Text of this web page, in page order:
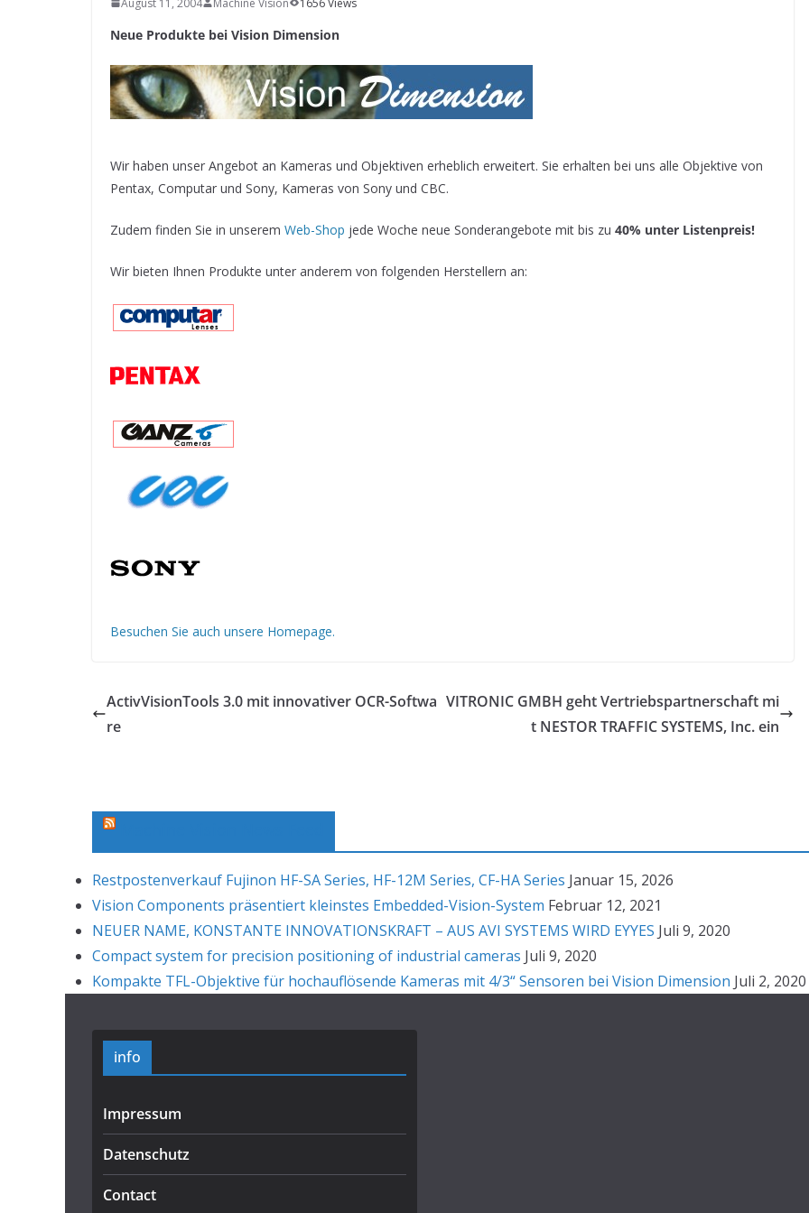
SYSTEMS WIRD EYYES
positioning of industrial cameras
August 11, 2004 Machine Vision 1656 Views
Neue Produkte bei Vision Dimension
Wir haben unser Angebot an Kameras und Objektiven erheblich erweitert. Sie erhalten bei uns alle Objektive von
Pentax, Computar und Sony, Kameras von Sony und CBC.
Zudem finden Sie in unserem Web-Shop jede Woche neue Sonderangebote mit bis zu 40% unter Listenpreis!
Wir bieten Ihnen Produkte unter anderem von folgenden Herstellern an:
Besuchen Sie auch unsere Homepage.
ActivVisionTools 3.0 mit innovativer OCR-Softwa
re
VITRONIC GMBH geht Vertriebspartnerschaft mi
t NESTOR TRAFFIC SYSTEMS, Inc. ein
Restpostenverkauf Fujinon HF-SA Series, HF-12M Series, CF-HA Series Januar 15, 2026
Vision Components präsentiert kleinstes Embedded-Vision-System Februar 12, 2021
NEUER NAME, KONSTANTE INNOVATIONSKRAFT – AUS AVI SYSTEMS WIRD EYYES Juli 9, 2020
Compact system for precision positioning of industrial cameras Juli 9, 2020
Kompakte TFL-Objektive für hochauflösende Kameras mit 4/3“ Sensoren bei Vision Dimension Juli 2, 2020
info
Impressum
Datenschutz
Contact